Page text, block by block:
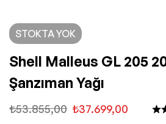
STOKTA YOK
Shell Malleus GL 205
Şanzıman Yağı
₺53.855,00 ₺37.699,00